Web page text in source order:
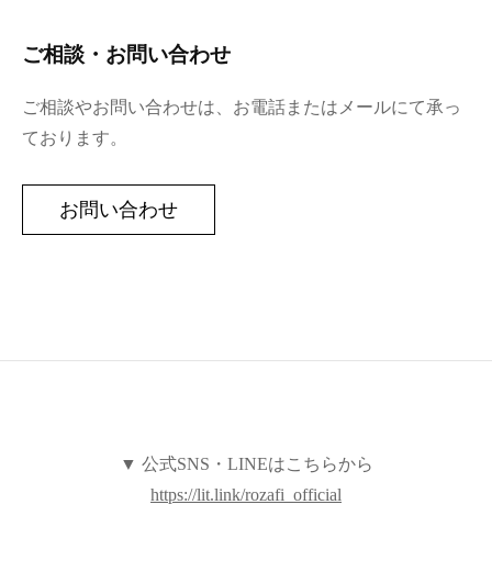
ご相談・お問い合わせ
ご相談やお問い合わせは、お電話またはメールにて承っ
ております。
お問い合わせ
▼ 公式SNS・LINEはこちらから
https://lit.link/rozafi_official